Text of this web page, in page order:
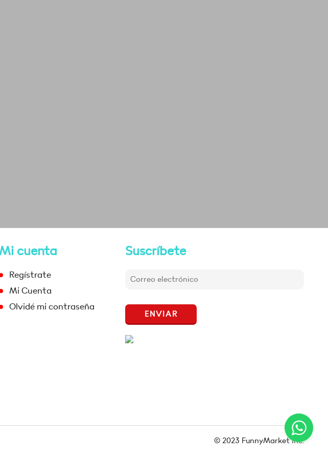
cuenta
Regístrate
Mi Cuenta
Olvidé mi contraseña
Suscríbete
ENVIAR
© 2023 FunnyMarket Inc.